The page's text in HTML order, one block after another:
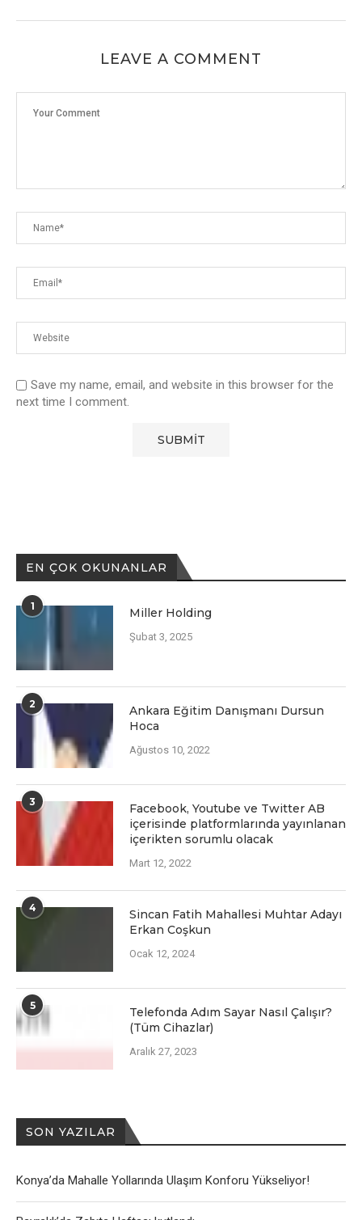
LEAVE A COMMENT
Save my name, email, and website in this browser for the
next time I comment.
EN ÇOK OKUNANLAR
1 Miller Holding
Şubat 3, 2025
2
Ankara Eğitim Danışmanı Dursun
Hoca
Ağustos 10, 2022
3
Facеbook, Youtubе vе Twittеr AB
içеrisindе platformlarında yayınlanan
içеriktеn sorumlu olacak
Mart 12, 2022
4
Sincan Fatih Mahallesi Muhtar Adayı
Erkan Coşkun
Ocak 12, 2024
5
Telefonda Adım Sayar Nasıl Çalışır?
(Tüm Cihazlar)
Aralık 27, 2023
SON YAZILAR
Konya’da Mahalle Yollarında Ulaşım Konforu Yükseliyor!